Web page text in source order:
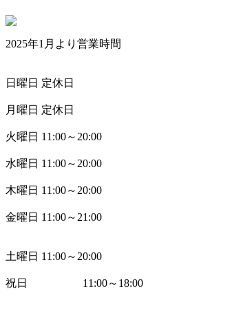
2025年1月より営業時間
日曜日 定休日
月曜日 定休日
火曜日 11:00～20:00
水曜日 11:00～20:00
木曜日 11:00～20:00
金曜日 11:00～21:00
土曜日 11:00～20:00
祝日 11:00～18:00